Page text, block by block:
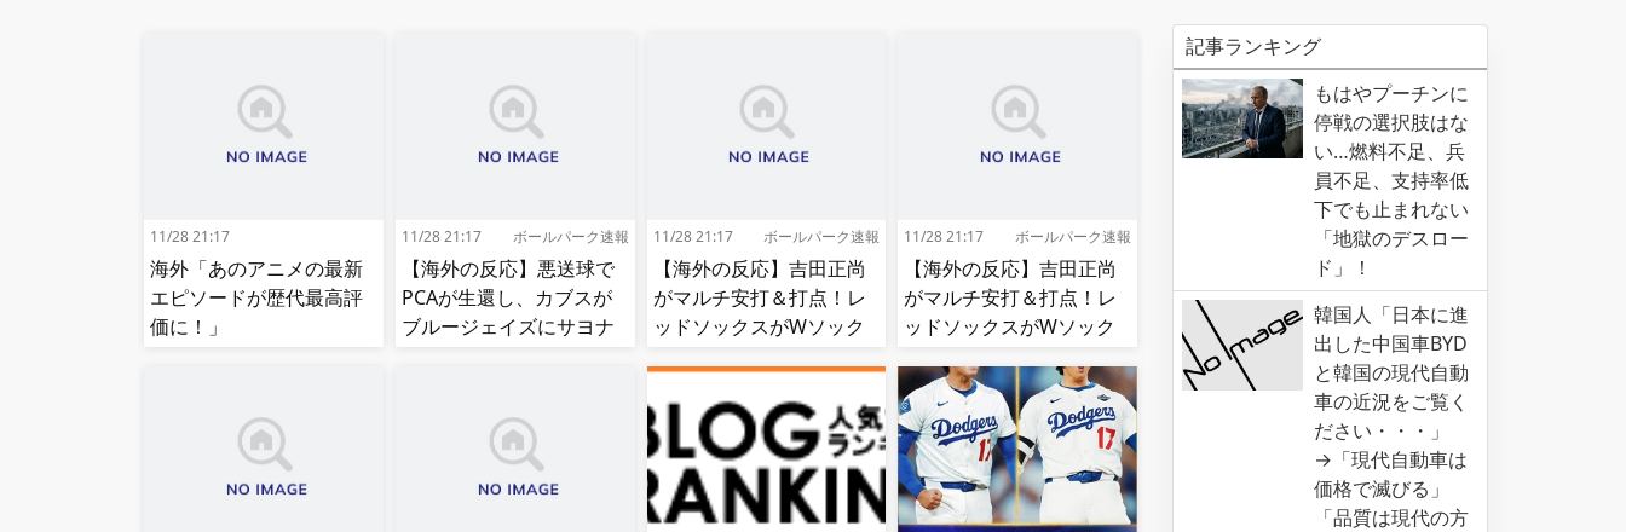
11/28 21:17
海外「あのアニメの最新
エピソードが歴代最高評
価に！」
11/28 21:17 ボールパーク速報
【海外の反応】悪送球で
PCAが生還し、カブスが
ブルージェイズにサヨナ
11/28 21:17 ボールパーク速報
【海外の反応】吉田正尚
がマルチ安打＆打点！レ
ッドソックスがWソック
11/28 21:17 ボールパーク速報
【海外の反応】吉田正尚
がマルチ安打＆打点！レ
ッドソックスがWソック
【MLB】
記事ランキング
もはやプーチンに
停戦の選択肢はな
い…燃料不足、兵
員不足、支持率低
下でも止まれない
「地獄のデスロー
ド」！
韓国人「日本に進
出した中国車BYD
と韓国の現代自動
車の近況をご覧く
ださい・・・」
→「現代自動車は
価格で滅びる」
「品質は現代の方